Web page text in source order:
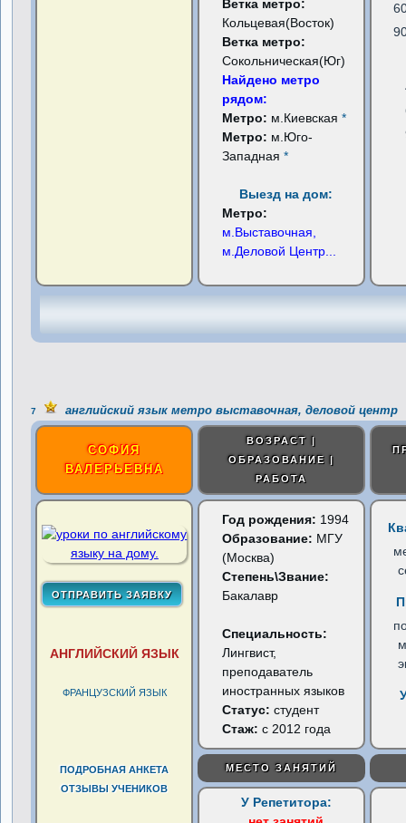
Ветка метро:
Кольцевая(Восток)
Ветка метро:
Сокольническая(Юг)
Найдено метро
рядом:
Метро: м.Киевская*
Метро: м.Юго-
Западная*
Выезд на дом:
Метро:
м.Выставочная,
м.Деловой Центр
7 английский язык метро выставочная, деловой центр
СОФИЯ
ВАЛЕРЬЕВНА
ВОЗРАСТ |
ОБРАЗОВАНИЕ |
РАБОТА
АНГЛИЙСКИЙ ЯЗЫК
ФРАНЦУЗСКИЙ ЯЗЫК
ПОДРОБНАЯ АНКЕТА
ОТЗЫВЫ УЧЕНИКОВ
Год рождения: 1994
Образование: МГУ
(Москва)
Степень\Звание:
Бакалавр
Специальность:
Лингвист,
преподаватель
иностранных языков
Статус:студент
Стаж: с 2012 года
МЕСТО ЗАНЯТИЙ
У Репетитора: